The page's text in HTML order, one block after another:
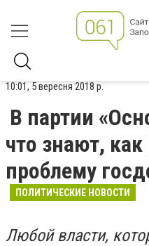
10:01, 5 вересня 2018 р.
В партии
что знают,
проблему
ПОЛИТИЧЕСКИЕ НОВОСТИ
Любой власти,